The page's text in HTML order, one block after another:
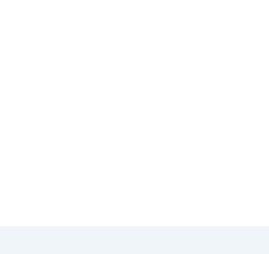
und Lieferumfang finden Sie in den Produktdetails.
navigieren Sie doch einfach zu
Wir machen Ihnen dann ein faires Angebot zum
Bereich der Scheibentönung in Autohäusern